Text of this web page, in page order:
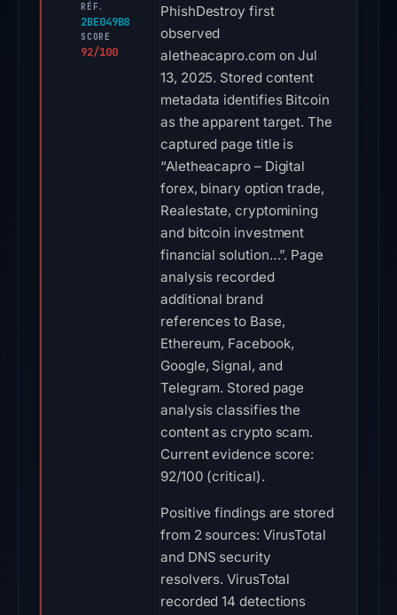
RÉF.
2BE049B8
SCORE
92/100
PhishDestroy first
observed
aletheacapro.com on Jul
13, 2025. Stored content
metadata identifies Bitcoin
as the apparent target. The
captured page title is
“Aletheacapro – Digital
forex, binary option trade,
Realestate, cryptomining
and bitcoin investment
financial solution…”. Page
analysis recorded
additional brand
references to Base,
Ethereum, Facebook,
Google, Signal, and
Telegram. Stored page
analysis classifies the
content as crypto scam.
Current evidence score:
92/100 (critical).
Positive findings are stored
from 2 sources: VirusTotal
and DNS security
resolvers. VirusTotal
recorded 14 detections